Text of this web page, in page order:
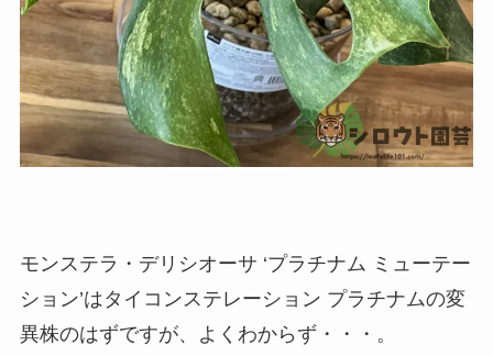
モンステラ・デリシオーサ ‘プラチナム ミューテー
ション’はタイコンステレーション プラチナムの変
異株のはずですが、よくわからず・・・。